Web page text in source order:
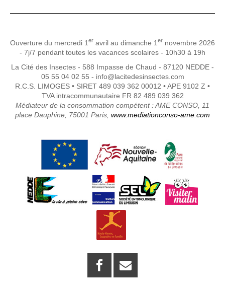
Ouverture du mercredi 1 er avril au dimanche 1 er novembre 2026
- 7j/7 pendant toutes les vacances scolaires - 10h30 à 19h
La Cité des Insectes - 588 Impasse de Chaud - 87120 NEDDE -
05 55 04 02 55 - info@lacitedesinsectes.com
R.C.S. LIMOGES • SIRET 489 039 362 00012 • APE 9102 Z •
TVA intracommunautaire FR 82 489 039 362
Médiateur de la consommation compétent : AME CONSO, 11
place Dauphine, 75001 Paris, www.mediationconso-ame.com